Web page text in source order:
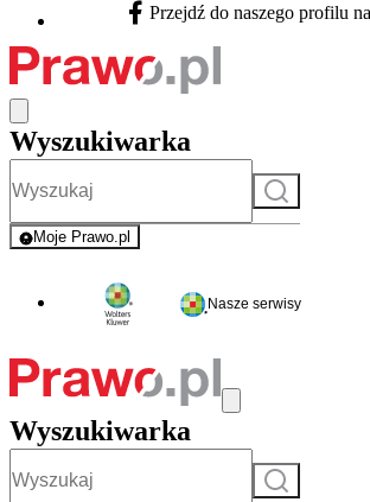
Facebook - otwiera się w nowej karcie
Przejdź do naszego profilu
Wyszukiwarka
Szukaj
Moje Prawo.pl
- rejestracja i logowanie do serwisu
Nasze serwisy
Wyszukiwarka
Szukaj